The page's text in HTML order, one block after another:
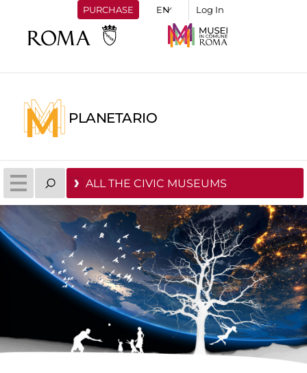
PURCHASE Log In
PLANETARIO
ALL THE CIVIC MUSEUMS